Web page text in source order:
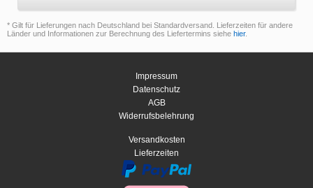
* Gilt für Lieferungen nach Deutschland bei Standardversand. Lieferzeiten für andere
Länder und Informationen zur Berechnung des Liefertermins siehe hier.
Impressum
Datenschutz
AGB
Widerrufsbelehrung
Versandkosten
Lieferzeiten